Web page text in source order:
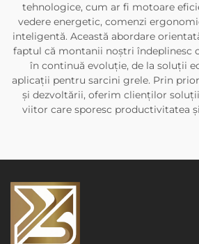
tehnologice, cum ar fi motoare
vedere energetic, comenzi
inteligentă. Această abordare
faptul că montanii noștri îndeplinesc
în continuă evoluție, de la soluții
aplicații pentru sarcini grele. Prin
și dezvoltării, oferim clienților
viitor care sporesc productivitatea